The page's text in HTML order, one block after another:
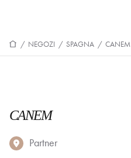
/ NEGOZI / SPAGNA / CANEM
CANEM
Partner